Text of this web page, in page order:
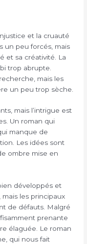
et la cruauté
un peu forcés, mais
et sa créativité. La
trop abrupte.
mais les
un peu trop sèche.
mais l’intrigue est
Un roman qui
manque de
Les idées sont
ombre mise en
développés et
les principaux
de défauts. Malgré
prenante
élaguée. Le roman
qui nous fait